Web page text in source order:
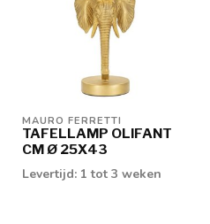
MAURO FERRETTI
TAFELLAMP OLIFANT
CM Ø 25X43
Levertijd: 1 tot 3 weken